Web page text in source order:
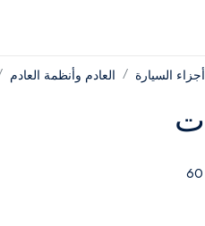
أجزاء السيارة العادم وأنظمة العادم
60